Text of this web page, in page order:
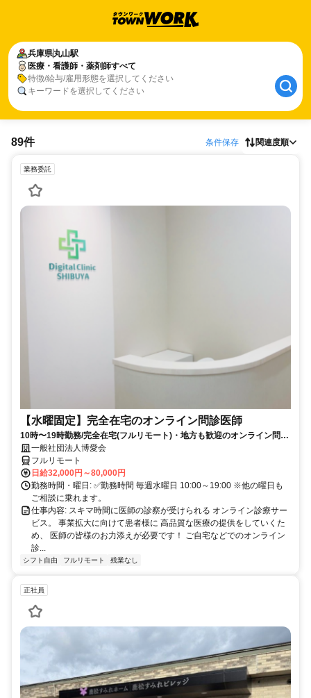
兵庫県丸山駅
医療・看護師・薬剤師すべて
特徴/給与/雇用形態を選択してください
キーワードを選択してください
89件 条件保存 関連度順
業務委託
【水曜固定】完全在宅のオンライン問診医師
10時〜19時勤務/完全在宅(フルリモート)・地方も歓迎のオンライン問診
業務一般社団法人博愛会
フルリモート
日給32,000円～80,000円
勤務時間・曜日: ✅勤務時間 毎週水曜日 10:00～19:00 ※他の曜日も
ご相談に乗れます。
仕事内容: スキマ時間に医師の診察が受けられる オンライン診療サー
ビス。 事業拡大に向けて患者様に 高品質な医療の提供をしていくた
め、 医師の皆様のお力添えが必要です！ ご自宅などでのオンライン
診...
シフト自由 フルリモート 残業なし
正社員